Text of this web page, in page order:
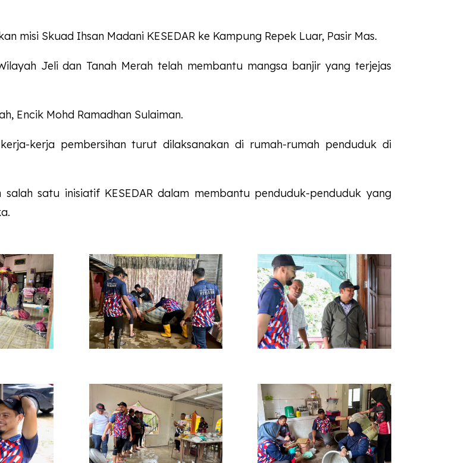
misi Skuad Ihsan Madani KESEDAR ke Kampung Repek Luar, Pasir Mas.
Jeli dan Tanah Merah telah membantu mangsa banjir yang terjejas
Encik Mohd Ramadhan Sulaiman.
kerja pembersihan turut dilaksanakan di rumah-rumah penduduk di
salah satu inisiatif KESEDAR dalam membantu penduduk-penduduk yang